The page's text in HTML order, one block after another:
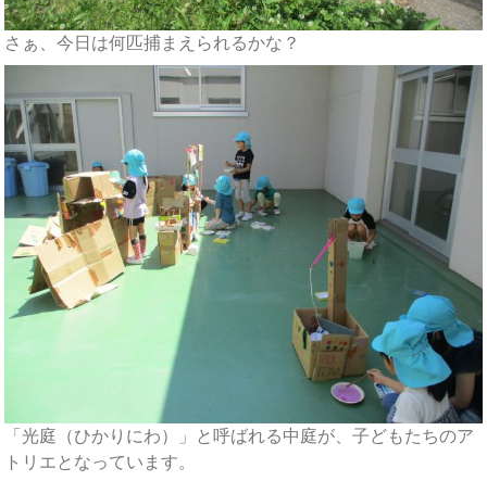
さぁ、今日は何匹捕まえられるかな？
「光庭（ひかりにわ）」と呼ばれる中庭が、子どもたちのア
トリエとなっています。